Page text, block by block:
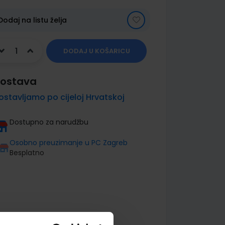
na listu želja
DODAJ U KOŠARICU
po cijeloj Hrvatskoj
Dostupno za narudžbu
Osobno preuzimanje u PC Zagreb
Besplatno